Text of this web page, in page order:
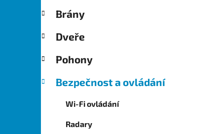
P
s
r
n
kategorie
a
e
o
i
Brány
Dveře
Pohony
Bezpečnost a ovládání
Wi-Fi ovládání
Radary